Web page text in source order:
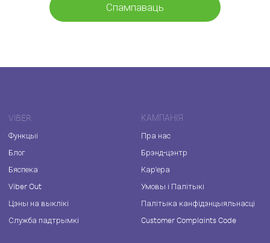
Спампаваць
VIBER
Функцыі
Блог
Бяспека
Viber Out
Цэны на выклікі
Служба падтрымкі
КАМПАНІЯ
Пра нас
Брэнд-цэнтр
Кар'ера
Умовы і Палітыкі
Палітыка канфідэнцыяльнасці
Customer Complaints Code